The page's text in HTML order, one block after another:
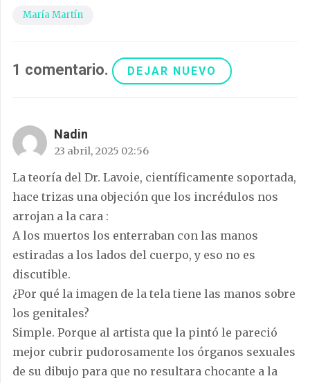
María Martín
1 comentario. DEJAR NUEVO
Nadin
23 abril, 2025 02:56
La teoría del Dr. Lavoie, científicamente soportada,
hace trizas una objeción que los incrédulos nos
arrojan a la cara :
A los muertos los enterraban con las manos
estiradas a los lados del cuerpo, y eso no es
discutible.
¿Por qué la imagen de la tela tiene las manos sobre
los genitales?
Simple. Porque al artista que la pintó le pareció
mejor cubrir pudorosamente los órganos sexuales
de su dibujo para que no resultara chocante a la